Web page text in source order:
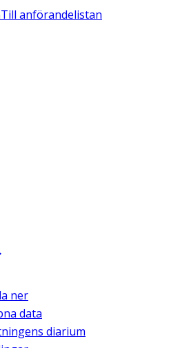
Till anförandelistan
ner
data
diarium